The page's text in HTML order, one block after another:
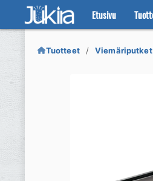
Etusivu
Siirry
navigointiin
Siirry
sisältöön
Tuotteet